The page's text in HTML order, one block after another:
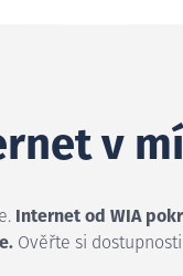
v
Internet od WIA
Ověřte si